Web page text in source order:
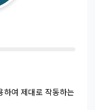
하여 제대로 작동하는